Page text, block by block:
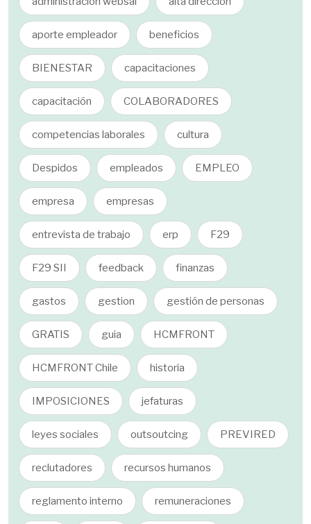
aporte empleador beneficios
BIENESTAR capacitaciones
capacitación COLABORADORES
competencias laborales cultura
Despidos empleados EMPLEO
empresa empresas
entrevista de trabajo erp F29
F29 SII feedback finanzas
gastos gestion gestión de personas
GRATIS guia HCMFRONT
HCMFRONT Chile historia
IMPOSICIONES jefaturas
leyes sociales outsoutcing PREVIRED
reclutadores recursos humanos
reglamento interno remuneraciones